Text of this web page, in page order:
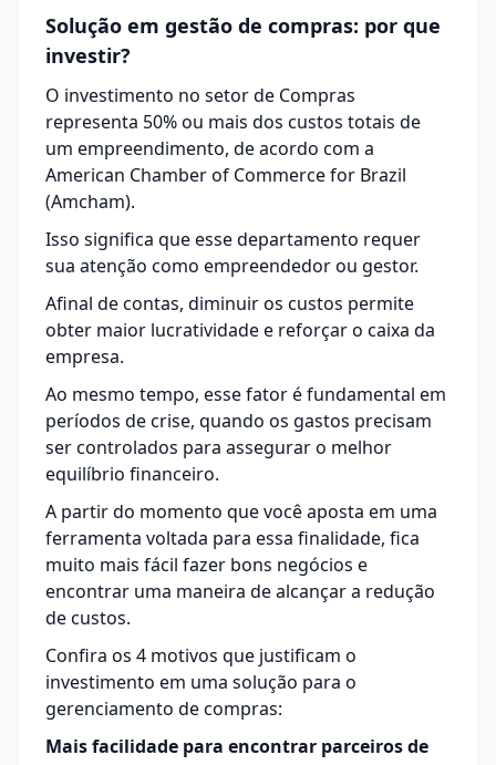
Solução em gestão de compras: por que
investir?
O investimento no setor de Compras
representa 50% ou mais dos custos totais de
um empreendimento, de acordo com a
American Chamber of Commerce for Brazil
(Amcham).
Isso significa que esse departamento requer
sua atenção como empreendedor ou gestor.
Afinal de contas, diminuir os custos permite
obter maior lucratividade e reforçar o caixa da
empresa.
Ao mesmo tempo, esse fator é fundamental em
períodos de crise, quando os gastos precisam
ser controlados para assegurar o melhor
equilíbrio financeiro.
A partir do momento que você aposta em uma
ferramenta voltada para essa finalidade, fica
muito mais fácil fazer bons negócios e
encontrar uma maneira de alcançar a redução
de custos.
Confira os 4 motivos que justificam o
investimento em uma solução para o
gerenciamento de compras:
Mais facilidade para encontrar parceiros de